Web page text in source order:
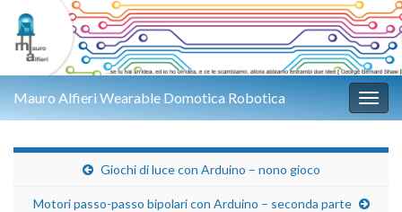
Mauro Alfieri Wearable Domotica Robotica
Giochi di luce con Arduino – nono gioco
Motori passo-passo bipolari con Arduino – seconda parte